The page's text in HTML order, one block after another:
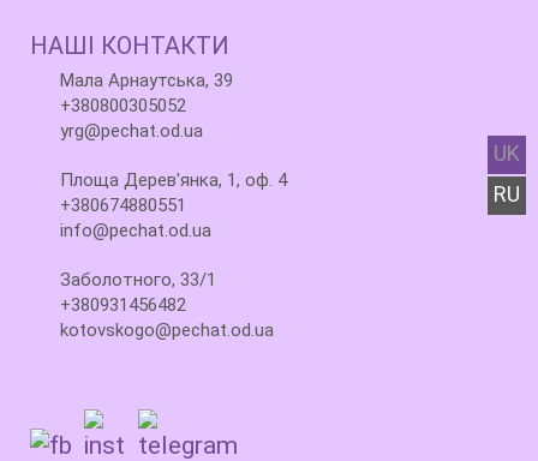
UK
RU
НАШІ КОНТАКТИ
Мала Арнаутська, 39
+380800305052
yrg@pechat.od.ua
Площа Дерев'янка, 1, оф. 4
+380674880551
info@pechat.od.ua
Заболотного, 33/1
+380931456482
kotovskogo@pechat.od.ua